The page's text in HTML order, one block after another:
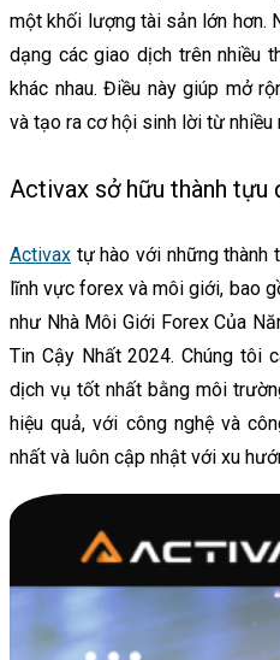
một khối lượng tài sản lớn hơn.
dạng các giao dịch trên nhiều
khác nhau. Điều này giúp mở
và tạo ra cơ hội sinh lời từ nhiều
Activax sở hữu thành tựu
Activax tự hào với những
lĩnh vực forex và môi giới, bao
như Nhà Môi Giới Forex Của
Tin Cậy Nhất 2024. Chúng tôi
dịch vụ tốt nhất bằng môi
hiệu quả, với công nghệ và
nhất và luôn cập nhật với xu